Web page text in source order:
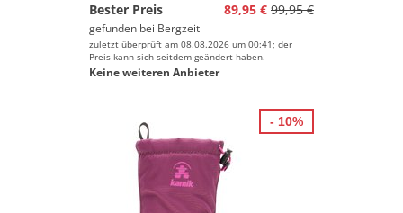
Bester Preis
89,95 € 99,95 €
gefunden bei Bergzeit
zuletzt überprüft am 08.08.2026 um 00:41; der
Preis kann sich seitdem geändert haben.
Keine weiteren Anbieter
- 10%